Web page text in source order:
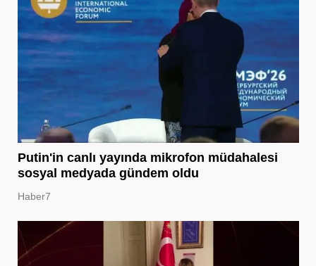
Putin'in canlı yayında mikrofon müdahalesi
sosyal medyada gündem oldu
Haber7